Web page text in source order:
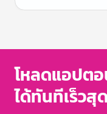
of
โหลดแอปต
ได้ทันทีเร็วสุ